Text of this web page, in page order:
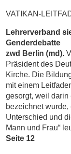
VATIKAN-
Lehrerverband
Genderdebatte
zwd Berlin (md).
Präsident des
Kirche. Die
mit einem
gesorgt, weil
bezeichnet wurde,
Unterschied und
Mann und Frau“
Seite 12